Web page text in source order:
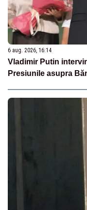
6 aug. 2026, 16:14
Vladimir Putin
Presiunile asupra